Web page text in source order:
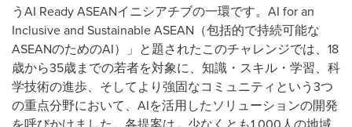
うAI Ready ASEANイニシアチブの一環です。AI for an
Inclusive and Sustainable ASEAN（包括的で持続可能な
ASEANのためのAI）」と題されたこのチャレンジでは、18
歳から35歳までの若者を対象に、知識・スキル・学習、科
学技術の進歩、そしてより強固なコミュニティという3つ
の重点分野において、AIを活用したソリューションの開発